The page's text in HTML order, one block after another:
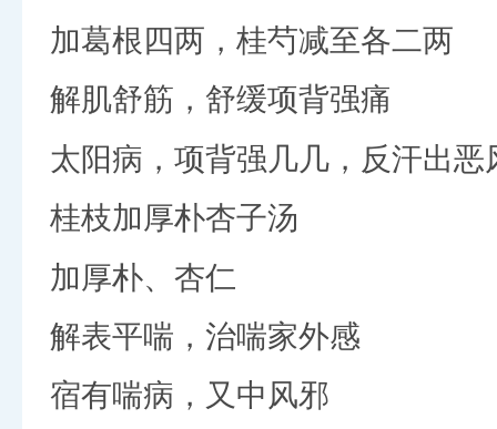
加葛根四两，桂芍减至各二两
解肌舒筋，舒缓项背强痛
太阳病，项背强几几，反汗出恶
桂枝加厚朴杏子汤
加厚朴、杏仁
解表平喘，治喘家外感
宿有喘病，又中风邪